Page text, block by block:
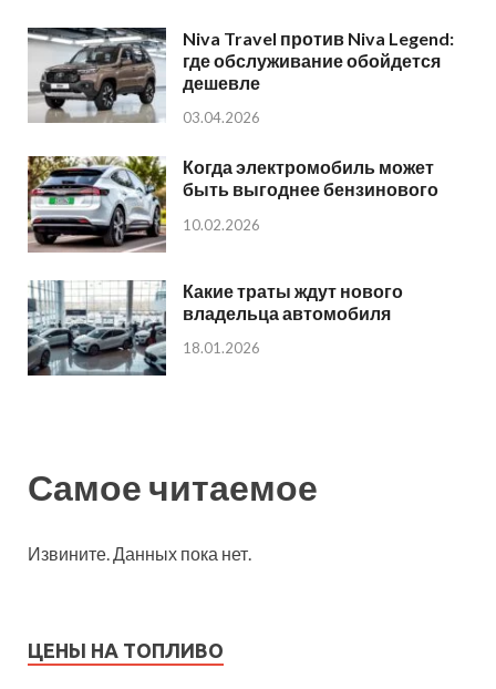
Niva Travel против Niva Legend:
где обслуживание обойдется
дешевле
03.04.2026
Когда электромобиль может
быть выгоднее бензинового
10.02.2026
Какие траты ждут нового
владельца автомобиля
18.01.2026
Самое читаемое
Извините. Данных пока нет.
ЦЕНЫ НА ТОПЛИВО